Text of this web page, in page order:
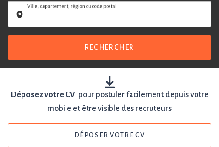
Ville, département, région ou code postal
RECHERCHER
Déposez votre CVpour postuler facilement depuis votre
mobile et être visible des recruteurs
DÉPOSER VOTRE CV